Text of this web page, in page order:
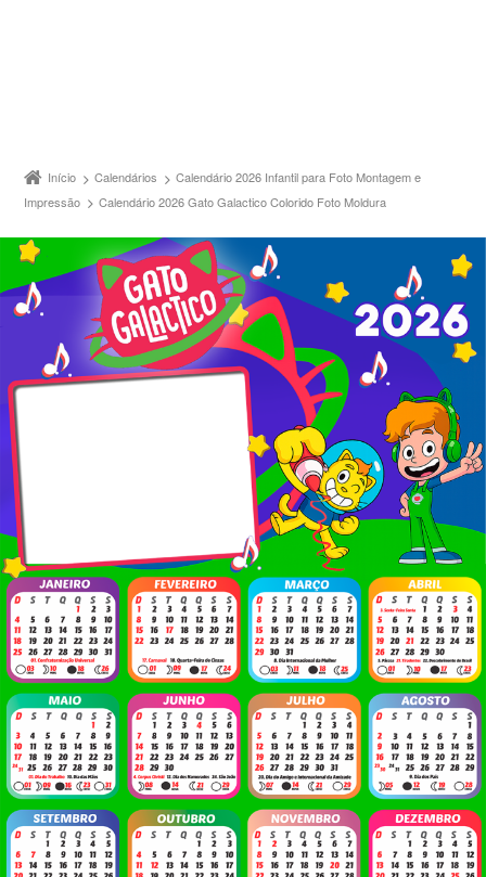
Início Calendários
Calendário 2026 Infantil para Foto Montagem e
Impressão
Calendário 2026 Gato Galactico Colorido Foto Moldura